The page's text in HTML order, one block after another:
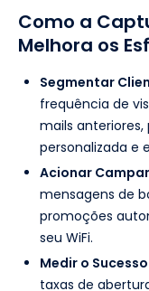
Como a
Melhora os
Segmentar
frequência de
mails
personalizada e
Acionar
mensagens de
promoções
seu WiFi.
Medir o
taxas de